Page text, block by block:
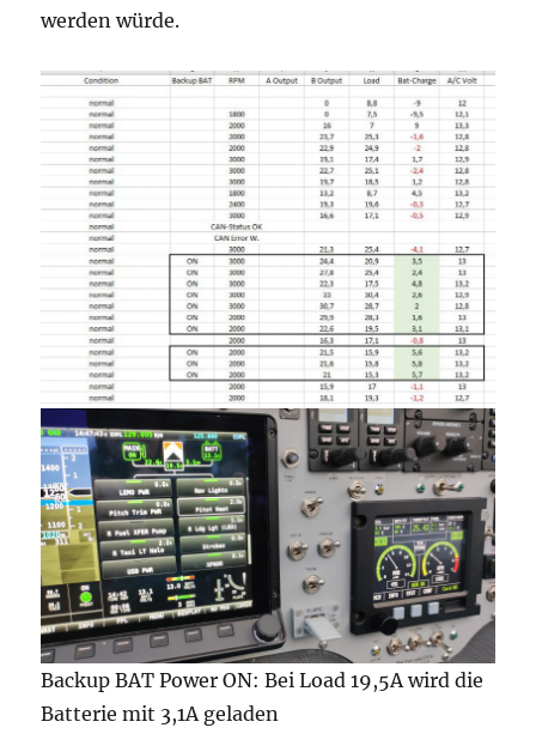
werden würde.
Backup BAT Power ON: Bei Load 19,5A wird die
Batterie mit 3,1A geladen